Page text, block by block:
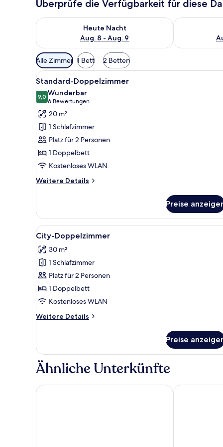
Überprüfe die Verfügbarkeit für diese
Heute Nacht
Aug. 8 - Aug. 9
Überprüfe die Verfügbarkeit für heute Nacht, Aug. 8
Überprüfe
Verfügbare
Filter
für
Zimmer
Alle Zimmer 1 Bett 2 Betten
Alle
Fotos
für
Standard-
Doppelzimmer
anzeigen
Ein Hotelzimmer mit einem
9
Standard-Doppelzimmer
9,09,0 von 10
Wunderbar
6 Bewertungen
(6
Bewertungen)
20 m²
1 Schlafzimmer
Platz für 2 Personen
1 Doppelbett
Kostenloses WLAN
Weitere Details
Weitere
Doppelzimmer
Preise
Alle
Fotos
für
City-
Doppelzimmer
anzeigen
Ein Hotelzimmer mit Bett,
8
City-Doppelzimmer
30 m²
1 Schlafzimmer
Platz für 2 Personen
1 Doppelbett
Kostenloses WLAN
Weitere Details
Weitere
Doppelzimmer
Preise
Ähnliche Unterkünfte
Herb Art Hotel HOTEL BEGINS